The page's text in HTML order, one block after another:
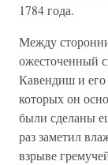
1784 года.
Между
ожесточенный
Кавендиш и его
которых он
были сделаны
раз заметил
взрыве